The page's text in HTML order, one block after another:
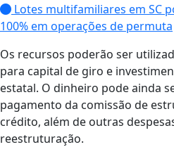
Lotes multifamiliares em SC
100% em operações de permuta
Os recursos poderão ser
para capital de giro e
estatal. O dinheiro pode ainda
pagamento da comissão de
crédito, além de outras
reestruturação.